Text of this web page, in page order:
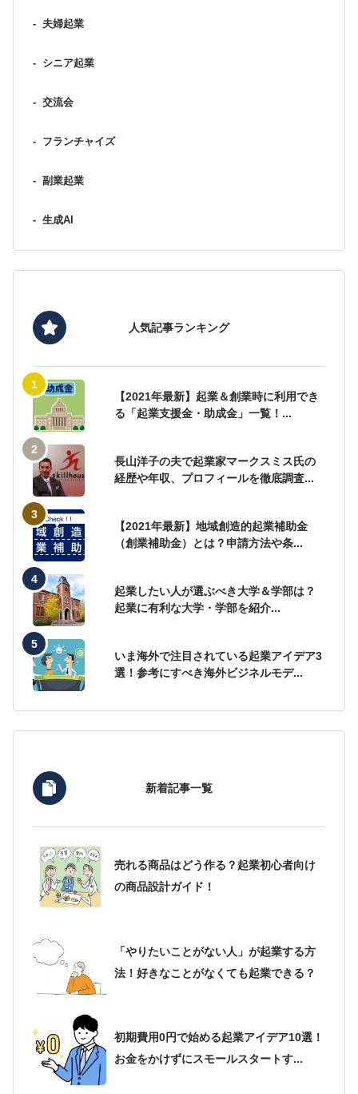
- 夫婦起業
- シニア起業
- 交流会
- フランチャイズ
- 副業起業
- 生成AI
人気記事ランキング
【2021年最新】起業＆創業時に利用でき
る「起業支援金・助成金」一覧！...
長山洋子の夫で起業家マークスミス氏の
経歴や年収、プロフィールを徹底調査...
【2021年最新】地域創造的起業補助金
（創業補助金）とは？申請方法や条...
起業したい人が選ぶべき大学＆学部は？
起業に有利な大学・学部を紹介...
いま海外で注目されている起業アイデア3
選！参考にすべき海外ビジネルモデ...
新着記事一覧
売れる商品はどう作る？起業初心者向け
の商品設計ガイド！
「やりたいことがない人」が起業する方
法！好きなことがなくても起業できる？
初期費用0円で始める起業アイデア10選！
お金をかけずにスモールスタートす...